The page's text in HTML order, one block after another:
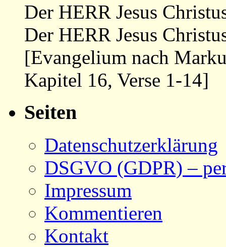
Der HERR Jesus
Der HERR Jesus
[Evangelium nach
Kapitel 16, Verse 1-14]
Seiten
Datenschutzerklärung
DSGVO (GDPR) –
Impressum
Kommentieren
Kontakt